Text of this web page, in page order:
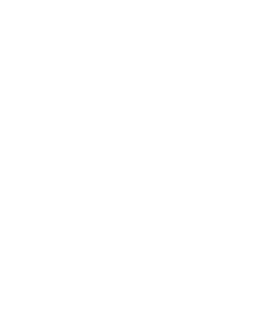
parecidos a la gripe
(requieren
dificultad para respirar